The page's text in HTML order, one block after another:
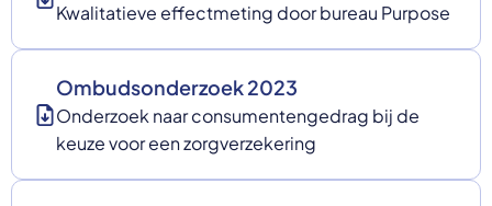
Kwalitatieve effectmeting door bureau Purpose
Ombudsonderzoek 2023
Onderzoek naar consumentengedrag bij de
keuze voor een zorgverzekering